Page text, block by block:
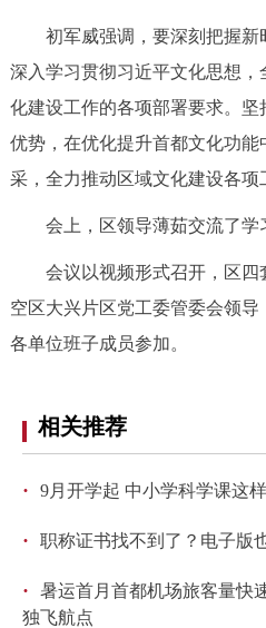
北京概况 十六区
绿色北京 图说
多语种
DEUTSCH
初军威强调，要深刻把握新
深入学习贯彻习近平文化思想
化建设工作的各项部署要求。
优势，在优化提升首都文化功
采，全力推动区域文化建设各项
会上，区领导薄茹交流了学
会议以视频形式召开，区四
空区大兴片区党工委管委会领
各单位班子成员参加。
相关推荐
· 9月开学起 中小学科学课这
· 职称证书找不到了？电子版
·
暑运首月首都机场旅客量快
独飞航点